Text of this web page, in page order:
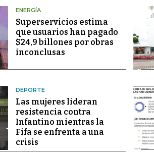
ENERGÍA
Superservicios estima
que usuarios han pagado
$24,9 billones por obras
inconclusas
DEPORTE
Las mujeres lideran
resistencia contra
Infantino mientras la
Fifa se enfrenta a una
crisis